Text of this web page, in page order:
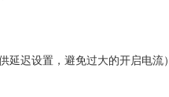
迟设置，避免过大的开启电流）